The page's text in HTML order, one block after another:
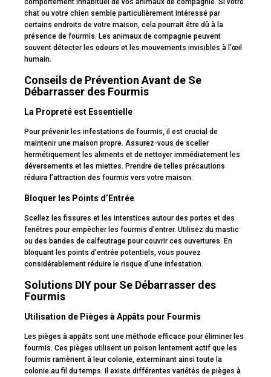
chat ou votre chien semble particulièrement intéressé par
certains endroits de votre maison, cela pourrait être dû à la
présence de fourmis. Les animaux de compagnie peuvent
souvent détecter les odeurs et les mouvements invisibles à l’œil
humain.
Conseils de Prévention Avant de Se
Débarrasser des Fourmis
La Propreté est Essentielle
Pour prévenir les infestations de fourmis, il est crucial de
maintenir une maison propre. Assurez-vous de sceller
hermétiquement les aliments et de nettoyer immédiatement les
déversements et les miettes. Prendre de telles précautions
réduira l’attraction des fourmis vers votre maison.
Bloquer les Points d’Entrée
Scellez les fissures et les interstices autour des portes et des
fenêtres pour empêcher les fourmis d’entrer. Utilisez du mastic
ou des bandes de calfeutrage pour couvrir ces ouvertures. En
bloquant les points d’entrée potentiels, vous pouvez
considérablement réduire le risque d’une infestation.
Solutions DIY pour Se Débarrasser des
Fourmis
Utilisation de Pièges à Appâts pour Fourmis
Les pièges à appâts sont une méthode efficace pour éliminer les
fourmis. Ces pièges utilisent un poison lentement actif que les
fourmis ramènent à leur colonie, exterminant ainsi toute la
colonie au fil du temps. Il existe différentes variétés de pièges à